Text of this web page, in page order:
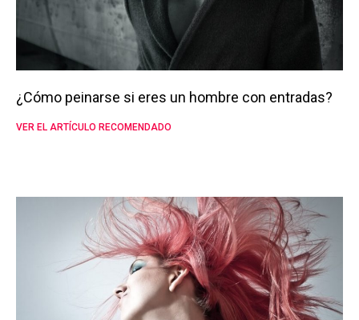
¿Cómo peinarse si eres un hombre con entradas?
VER EL ARTÍCULO RECOMENDADO